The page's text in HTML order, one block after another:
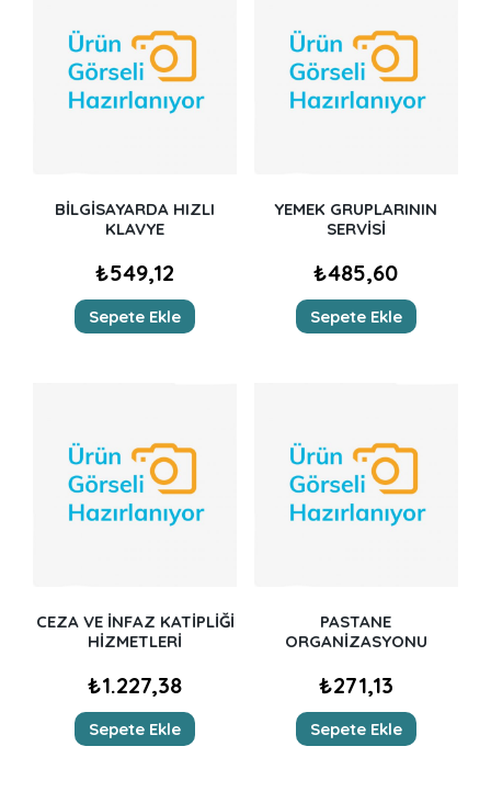
BİLGİSAYARDA HIZLI
KLAVYE
₺549,12
Sepete Ekle
YEMEK GRUPLARININ
SERVİSİ
₺485,60
Sepete Ekle
CEZA VE İNFAZ KATİPLİĞİ
HİZMETLERİ
₺1.227,38
Sepete Ekle
PASTANE
ORGANİZASYONU
₺271,13
Sepete Ekle